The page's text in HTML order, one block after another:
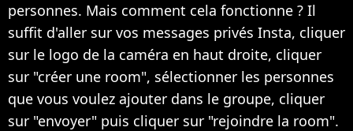
personnes. Mais comment cela fonctionne ? Il
suffit d'aller sur vos messages privés Insta, cliquer
sur le logo de la caméra en haut droite, cliquer
sur "créer une room", sélectionner les personnes
que vous voulez ajouter dans le groupe, cliquer
sur "envoyer" puis cliquer sur "rejoindre la room".